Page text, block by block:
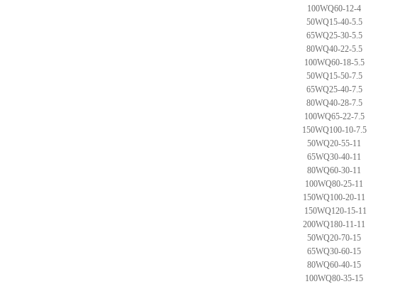
100WQ60-12-4
50WQ15-40-5.5
65WQ25-30-5.5
80WQ40-22-5.5
100WQ60-18-5.5
50WQ15-50-7.5
65WQ25-40-7.5
80WQ40-28-7.5
100WQ65-22-7.5
150WQ100-10-7.5
50WQ20-55-11
65WQ30-40-11
80WQ60-30-11
100WQ80-25-11
150WQ100-20-11
150WQ120-15-11
200WQ180-11-11
50WQ20-70-15
65WQ30-60-15
80WQ60-40-15
100WQ80-35-15